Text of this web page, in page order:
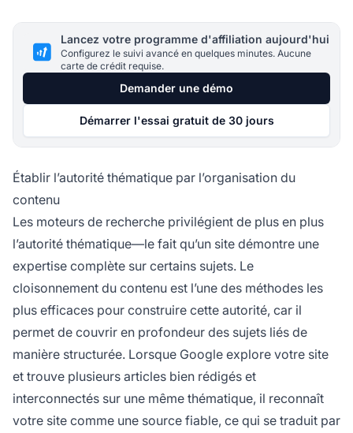
Lancez votre programme d'affiliation aujourd'hui
Configurez le suivi avancé en quelques minutes. Aucune
carte de crédit requise.
Demander une démo
Démarrer l'essai gratuit de 30 jours
Établir l’autorité thématique par l’organisation du
contenu
Les moteurs de recherche privilégient de plus en plus
l’autorité thématique—le fait qu’un site démontre une
expertise complète sur certains sujets. Le
cloisonnement du contenu est l’une des méthodes les
plus efficaces pour construire cette autorité, car il
permet de couvrir en profondeur des sujets liés de
manière structurée. Lorsque Google explore votre site
et trouve plusieurs articles bien rédigés et
interconnectés sur une même thématique, il reconnaît
votre site comme une source fiable, ce qui se traduit par